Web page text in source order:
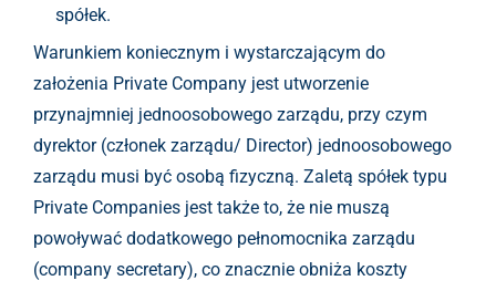
spółek.
Warunkiem koniecznym i wystarczającym do
założenia Private Company jest utworzenie
przynajmniej jednoosobowego zarządu, przy czym
dyrektor (członek zarządu/ Director) jednoosobowego
zarządu musi być osobą fizyczną. Zaletą spółek typu
Private Companies jest także to, że nie muszą
powoływać dodatkowego pełnomocnika zarządu
(company secretary), co znacznie obniża koszty